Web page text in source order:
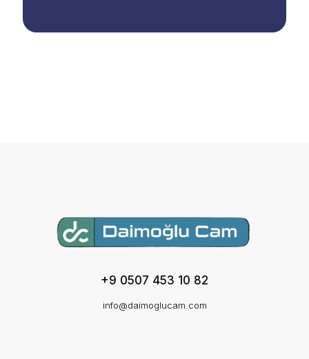
+9 0507 453 10 82
info@daimoglucam.com